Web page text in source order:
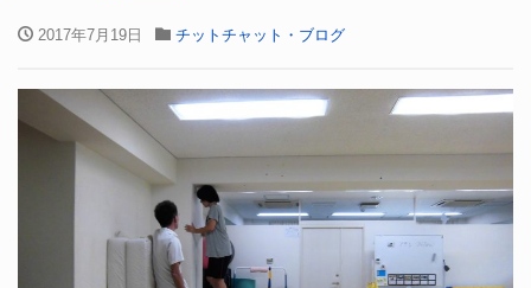
2017年7月19日 チットチャット・ブログ